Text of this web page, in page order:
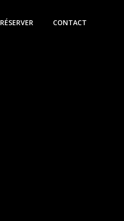
RÉSERVER CONTACT